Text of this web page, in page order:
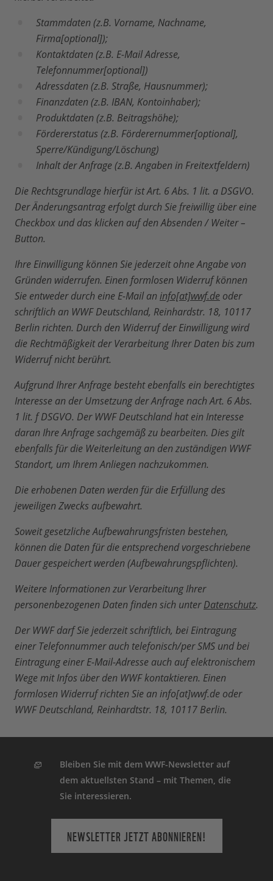
Stammdaten (z.B. Vorname, Nachname,
Firma[optional]);
Kontaktdaten (z.B. E-Mail Adresse,
Telefonnummer[optional])
Adressdaten (z.B. Straße, Hausnummer);
Finanzdaten (z.B. IBAN, Kontoinhaber);
Produktdaten (z.B. Beitragshöhe);
Fördererstatus (z.B. Förderernummer[optional],
Sperre/Kündigung/Löschung)
Inhalt der Anfrage (z.B. Angaben in Freitextfeldern)
Die Rechtsgrundlage hierfür ist Art. 6 Abs. 1 lit. a DSGVO.
Der Änderungsantrag erfolgt durch Sie freiwillig über eine
Checkbox und das klicken auf den Absenden / Weiter –
Button.
Ihre Einwilligung können Sie jederzeit ohne Angabe von
Gründen widerrufen. Einen formlosen Widerruf können
Sie entweder durch eine E-Mail an info[at]wwf.de oder
schriftlich an WWF Deutschland, Reinhardstr. 18, 10117
Berlin richten. Durch den Widerruf der Einwilligung wird
die Rechtmäßigkeit der Verarbeitung Ihrer Daten bis zum
Widerruf nicht berührt.
Aufgrund Ihrer Anfrage besteht ebenfalls ein berechtigtes
Interesse an der Umsetzung der Anfrage nach Art. 6 Abs.
1 lit. f DSGVO. Der WWF Deutschland hat ein Interesse
daran Ihre Anfrage sachgemäß zu bearbeiten. Dies gilt
ebenfalls für die Weiterleitung an den zuständigen WWF
Standort, um Ihrem Anliegen nachzukommen.
Die erhobenen Daten werden für die Erfüllung des
jeweiligen Zwecks aufbewahrt.
Soweit gesetzliche Aufbewahrungsfristen bestehen,
können die Daten für die entsprechend vorgeschriebene
Dauer gespeichert werden (Aufbewahrungspflichten).
Weitere Informationen zur Verarbeitung Ihrer
personenbezogenen Daten finden sich unterDatenschutz.
Der WWF darf Sie jederzeit schriftlich, bei Eintragung
einer Telefonnummer auch telefonisch/per SMS und bei
Eintragung einer E-Mail-Adresse auch auf elektronischem
Wege mit Infos über den WWF kontaktieren. Einen
formlosen Widerruf richten Sie an info[at]wwf.de oder
WWF Deutschland, Reinhardtstr. 18, 10117 Berlin.
Bleiben Sie mit dem WWF-Newsletter auf
dem aktuellsten Stand – mit Themen, die
Sie interessieren.
NEWSLETTER JETZT ABONNIEREN!